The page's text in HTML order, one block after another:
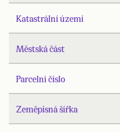
Katastrální území
Městská část
Parcelní číslo
Zeměpisná šířka